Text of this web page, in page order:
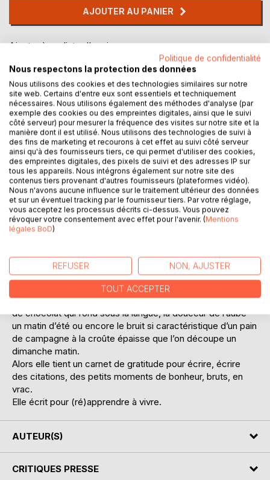
AJOUTER AU PANIER
Ajouter à ma liste d'envies
DESCRIPTION
« Elle » c’est Léa, 28 ans et quelques et il y a 10 ans elle a
subi l’innommable. Une agression sexuelle, ou plutôt un viol
[ça y est, « elle » a posé les mots, les vrais].
Après 10 ans de dyspnée, le souffle court.
Après 10 ans à survivre
alcool, troubles du comportement alimentaire.
Après 10 ans elle a décidé de vivre
De vivre vraiment, pleinement.
De réapprendre les petits bonheurs de la vie tels un bout
de chocolat qui fond sous la langue, la douceur de l’aube
un matin d’été ou encore le bruit si caractéristique d’un pain
de campagne à la croûte épaisse que l’on découpe un
dimanche matin.
Alors elle tient un carnet de gratitude pour écrire, écrire
des citations, des petits moments de bonheur, bruts, en
vrac.
Elle écrit pour (ré)apprendre à vivre.
AUTEUR(S)
CRITIQUES PRESSE
Politique de confidentialité
Nous respectons la protection des données
Nous utilisons des cookies et des technologies similaires sur notre
site web. Certains d'entre eux sont essentiels et techniquement
nécessaires. Nous utilisons également des méthodes d'analyse (par
exemple des cookies ou des empreintes digitales, ainsi que le suivi
côté serveur) pour mesurer la fréquence des visites sur notre site et la
manière dont il est utilisé. Nous utilisons des technologies de suivi à
des fins de marketing et recourons à cet effet au suivi côté serveur
ainsi qu'à des fournisseurs tiers, ce qui permet d'utiliser des cookies,
des empreintes digitales, des pixels de suivi et des adresses IP sur
tous les appareils. Nous intégrons également sur notre site des
contenus tiers provenant d'autres fournisseurs (plateformes vidéo).
Nous n'avons aucune influence sur le traitement ultérieur des données
et sur un éventuel tracking par le fournisseur tiers. Par votre réglage,
vous acceptez les processus décrits ci-dessus. Vous pouvez
révoquer votre consentement avec effet pour l'avenir. (Mentions
légales BoD)
REFUSER NON, AJUSTER
TOUT ACCEPTER